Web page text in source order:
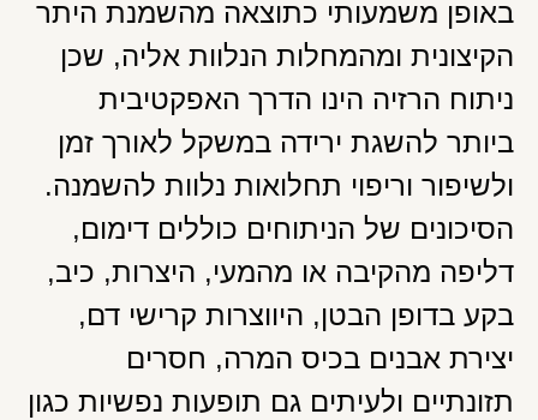
באופן משמעותי כתוצאה מהשמנת היתר
הקיצונית ומהמחלות הנלוות אליה, שכן
ניתוח הרזיה הינו הדרך האפקטיבית
ביותר להשגת ירידה במשקל לאורך זמן
ולשיפור וריפוי תחלואות נלוות להשמנה.
הסיכונים של הניתוחים כוללים דימום,
דליפה מהקיבה או מהמעי, היצרות, כיב,
בקע בדופן הבטן, היווצרות קרישי דם,
יצירת אבנים בכיס המרה, חסרים
תזונתיים ולעיתים גם תופעות נפשיות כגון